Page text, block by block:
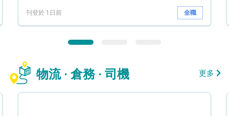
刊登於 1日前 全職
物流 · 倉務 · 司機 更多